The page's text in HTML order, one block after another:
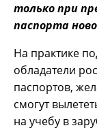
только при
паспорта
На практике
обладатели
паспортов,
смогут
на учебу в